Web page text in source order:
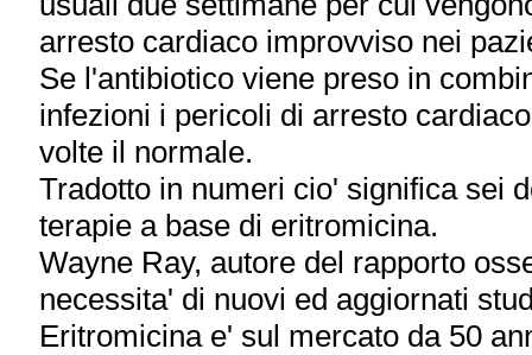
arresto cardiaco improvviso nei
Se l'antibiotico viene preso in
infezioni i pericoli di arresto
volte il normale.
Tradotto in numeri cio' significa sei
terapie a base di eritromicina.
Wayne Ray, autore del rapporto
necessita' di nuovi ed aggiornati
Eritromicina e' sul mercato da 50